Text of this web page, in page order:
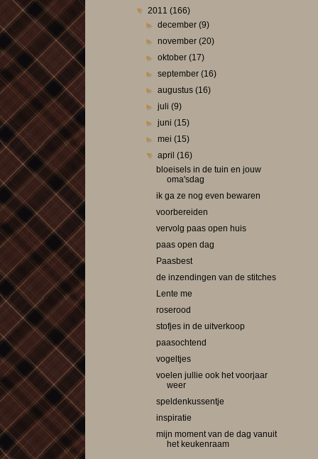
▼ 2011 (166)
►december(9)
►november(20)
►oktober(17)
►september(16)
►augustus(16)
►juli(9)
►juni(15)
►mei(15)
▼april(16)
bloeisels in de tuin en jouw
oma'sdag
ik ga ze nog even bewaren
voorbereiden
vervolg paas open huis
paas open dag
Paasbest
de inzendingen van de stitches
Lente me
roserood
stofjes in de uitverkoop
paasochtend
vogeltjes
voelen jullie ook het voorjaar
weer
speldenkussentje
inspiratie
mijn moment van de dag vanuit
het keukenraam